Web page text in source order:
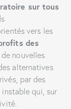
sur tous
vers les
des
nouvelles
alternatives
par des
qui, sur